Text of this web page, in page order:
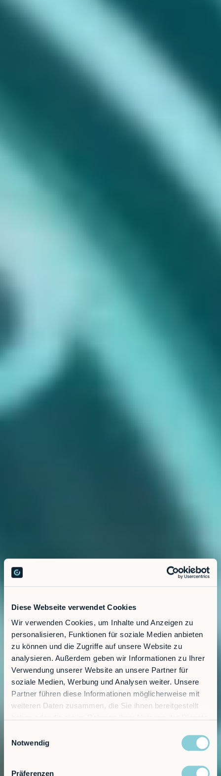
Diese Webseite verwendet Cookies
Wir verwenden Cookies, um Inhalte und Anzeigen zu
personalisieren, Funktionen für soziale Medien anbieten
zu können und die Zugriffe auf unsere Website zu
analysieren. Außerdem geben wir Informationen zu Ihrer
Verwendung unserer Website an unsere Partner für
soziale Medien, Werbung und Analysen weiter. Unsere
Partner führen diese Informationen möglicherweise mit
weiteren Daten zusammen, die Sie ihnen bereitgestellt
Notwendig
Präferenzen